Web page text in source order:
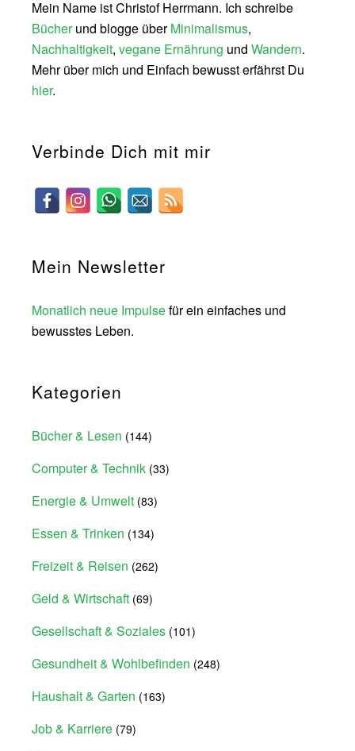
Mein Name ist Christof Herrmann. Ich schreibe
Bücherund blogge überMinimalismus,
Nachhaltigkeit, vegane Ernährung und Wandern.
Mehr über mich und Einfach bewusst erfährst Du
hier.
Verbinde Dich mit mir
Mein Newsletter
Monatlich neue Impulsefür ein einfaches und
bewusstes Leben.
Kategorien
Bücher & Lesen (144)
Computer & Technik (33)
Energie & Umwelt (83)
Essen & Trinken (134)
Freizeit & Reisen (262)
Geld & Wirtschaft (69)
Gesellschaft & Soziales (101)
Gesundheit & Wohlbefinden (248)
Haushalt & Garten (163)
Job & Karriere (79)